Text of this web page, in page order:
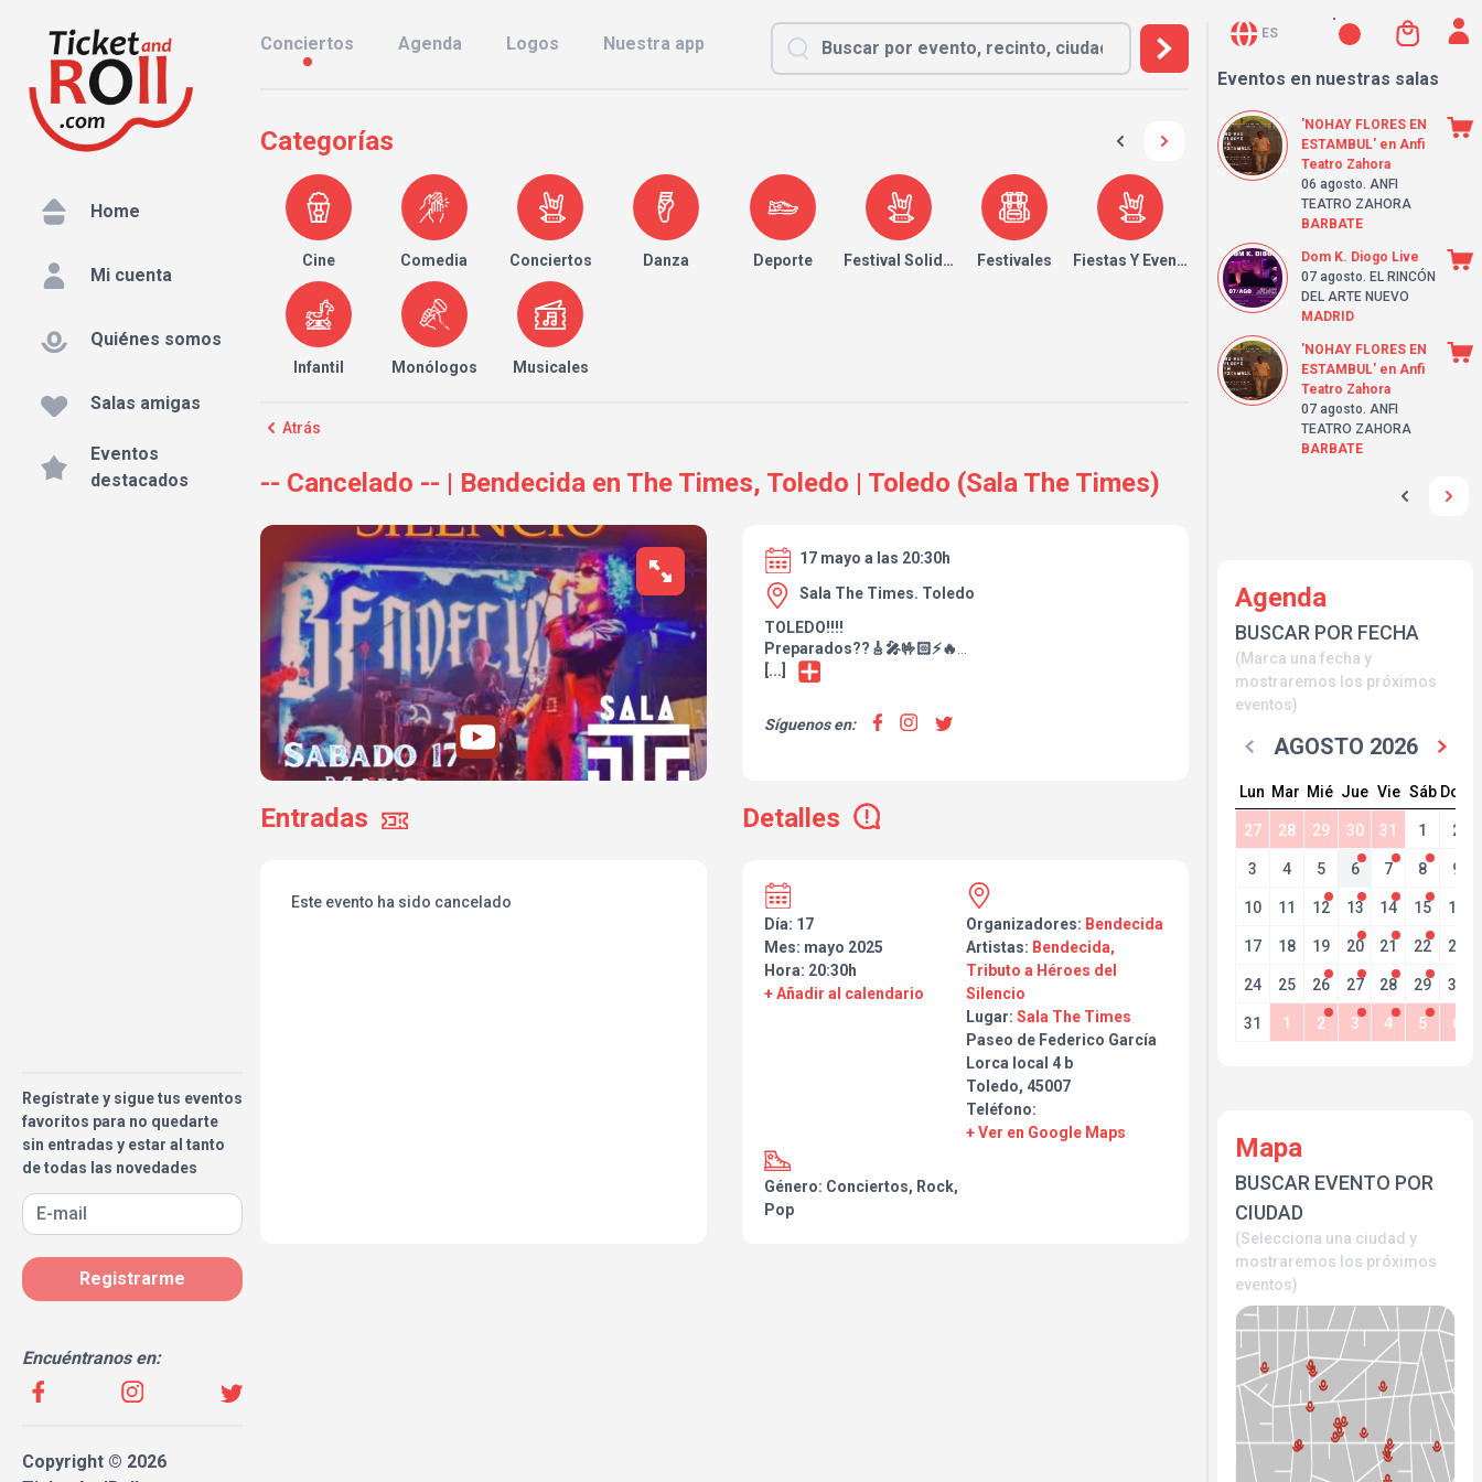
Home
Mi cuenta
Quiénes somos
Salas amigas
Eventos
destacados
Regístrate y sigue tus eventos
favoritos para no quedarte
sin entradas y estar al tanto
de todas las novedades
Registrarme
Encuéntranos en:
Copyright © 2026
Conciertos Agenda Logos Nuestra app
Categorías
Cine Comedia Conciertos Danza Deporte Festival Solidario Festivales Fiestas Y Eventos
Infantil Monólogos Musicales
Atrás
-- Cancelado -- | Bendecida en The Times, Toledo | Toledo (Sala The Times)
17 mayo a las 20:30h
Sala The Times. Toledo
TOLEDO!!!!
Preparados??🎸🎤🤟🏻⚡🔥
El próximo 15 de Mayo os llevaremos lo mejor de
Será una noche épica donde haremos un buen repaso
de los mejores temas de nuestros amados Héroes.
[...]
Síguenos en:
Entradas Detalles
Este evento ha sido cancelado
Día: 17
Mes: mayo 2025
Hora: 20:30h
+ Añadir al calendario
Organizadores: Bendecida
Artistas: Bendecida,
Tributo a Héroes del
Silencio
Lugar: Sala The Times
Paseo de Federico García
Lorca local 4 b
Toledo, 45007
Teléfono:
+ Ver en Google Maps
Género: Conciertos, Rock,
Pop
ES
Eventos en nuestras salas
'NOHAY FLORES EN
ESTAMBUL' en Anfi
Teatro Zahora
06 agosto. ANFI
TEATRO ZAHORA
BARBATE
Dom K. Diogo Live
07 agosto. EL RINCÓN
DEL ARTE NUEVO
MADRID
'NOHAY FLORES EN
ESTAMBUL' en Anfi
Teatro Zahora
07 agosto. ANFI
TEATRO ZAHORA
BARBATE
Agenda
BUSCAR POR FECHA
(Marca una fecha y
mostraremos los próximos
eventos)
AGOSTO 2026
Lun Mar Mié Jue Vie Sáb Dom
27 28 29 30 31 1 2
3 4 5 6 7 8 9
10 11 12 13 14 15 16
17 18 19 20 21 22 23
24 25 26 27 28 29 30
31 1 2 3 4 5 6
Mapa
BUSCAR EVENTO POR
CIUDAD
(Selecciona una ciudad y
mostraremos los próximos
eventos)